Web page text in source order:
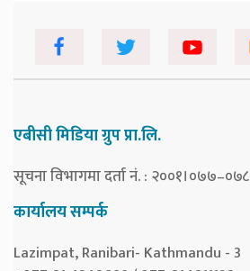
एबीसी मिडिया ग्रुप प्रा.लि.
सूचना विभागमा दर्ता नं. : २००१।०७७–०७८
कार्यालय सम्पर्क
Lazimpat, Ranibari- Kathmandu - 3